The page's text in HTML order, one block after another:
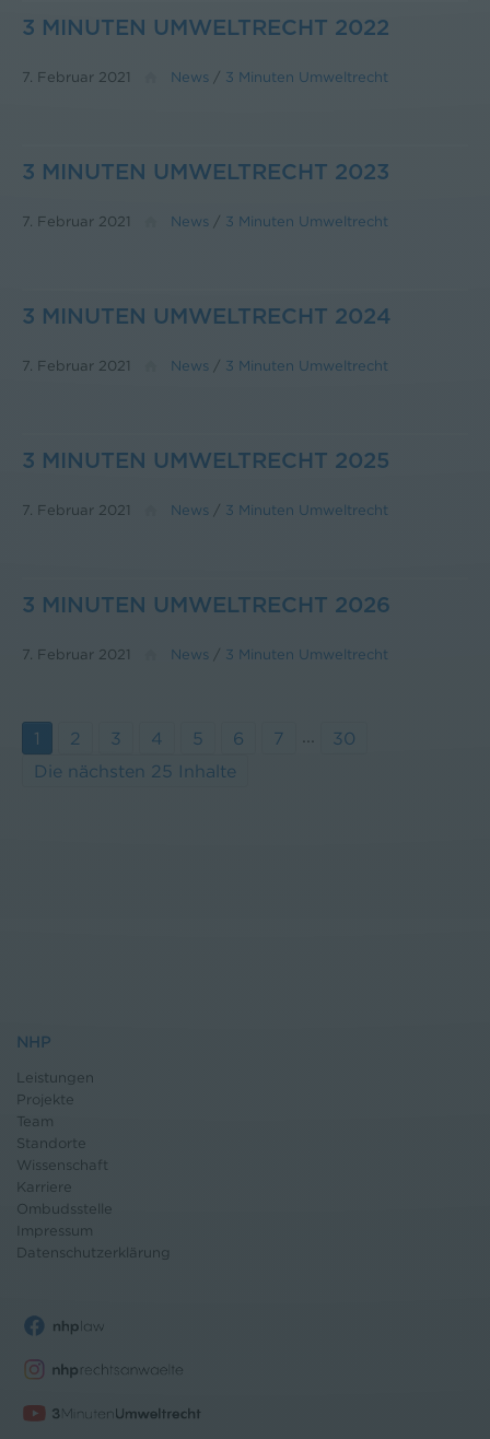
3 MINUTEN UMWELTRECHT 2022
7. Februar 2021 News / 3 Minuten Umweltrecht
3 MINUTEN UMWELTRECHT 2023
7. Februar 2021 News / 3 Minuten Umweltrecht
3 MINUTEN UMWELTRECHT 2024
7. Februar 2021 News / 3 Minuten Umweltrecht
3 MINUTEN UMWELTRECHT 2025
7. Februar 2021 News / 3 Minuten Umweltrecht
3 MINUTEN UMWELTRECHT 2026
7. Februar 2021 News / 3 Minuten Umweltrecht
1 2 3 4 5 6 7
30
Die nächsten 25 Inhalte
NHP
Leistungen
Projekte
Team
Standorte
Wissenschaft
Karriere
Ombudsstelle
Impressum
Datenschutzerklärung